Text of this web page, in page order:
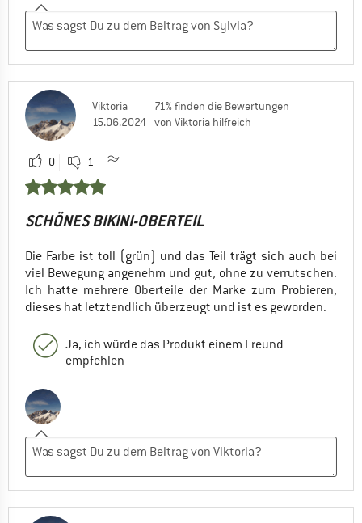
Viktoria
15.06.2024
71% finden die Bewertungen
von Viktoria hilfreich
0 1
SCHÖNES BIKINI-OBERTEIL
Die Farbe ist toll (grün) und das Teil trägt sich auch bei
viel Bewegung angenehm und gut, ohne zu verrutschen.
Ich hatte mehrere Oberteile der Marke zum Probieren,
dieses hat letztendlich überzeugt und ist es geworden.
Ja, ich würde das Produkt einem Freund
empfehlen